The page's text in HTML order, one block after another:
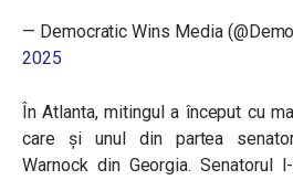
— Democratic Wins Media
2025
În Atlanta, mitingul a început cu
care și unul din partea
Warnock din Georgia. Senatorul